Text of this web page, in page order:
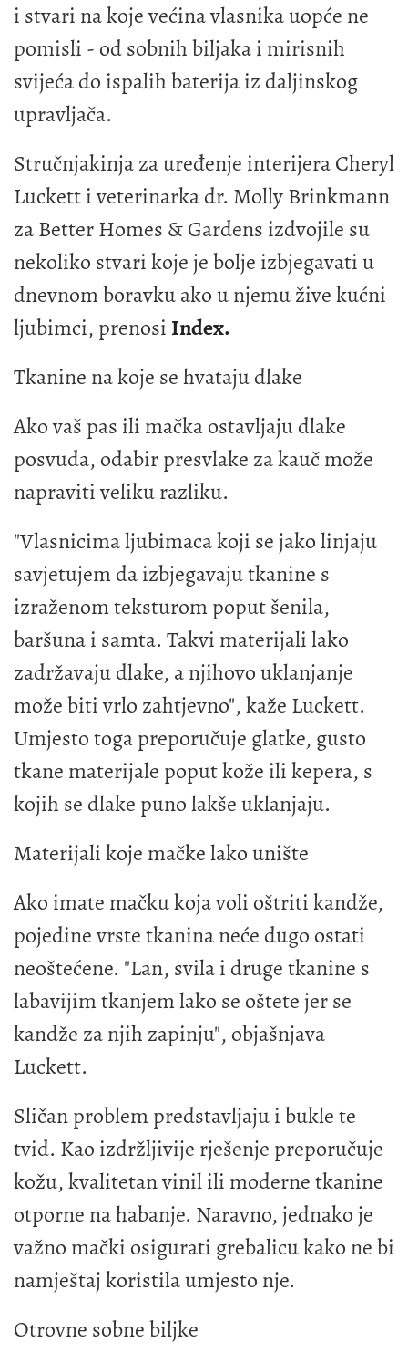
i stvari na koje većina vlasnika uopće ne
pomisli - od sobnih biljaka i mirisnih
svijeća do ispalih baterija iz daljinskog
upravljača.
Stručnjakinja za uređenje interijera Cheryl
Luckett i veterinarka dr. Molly Brinkmann
za Better Homes & Gardens izdvojile su
nekoliko stvari koje je bolje izbjegavati u
dnevnom boravku ako u njemu žive kućni
ljubimci, prenosi Index.
Tkanine na koje se hvataju dlake
Ako vaš pas ili mačka ostavljaju dlake
posvuda, odabir presvlake za kauč može
napraviti veliku razliku.
"Vlasnicima ljubimaca koji se jako linjaju
savjetujem da izbjegavaju tkanine s
izraženom teksturom poput šenila,
baršuna i samta. Takvi materijali lako
zadržavaju dlake, a njihovo uklanjanje
može biti vrlo zahtjevno", kaže Luckett.
Umjesto toga preporučuje glatke, gusto
tkane materijale poput kože ili kepera, s
kojih se dlake puno lakše uklanjaju.
Materijali koje mačke lako unište
Ako imate mačku koja voli oštriti kandže,
pojedine vrste tkanina neće dugo ostati
neoštećene. "Lan, svila i druge tkanine s
labavijim tkanjem lako se oštete jer se
kandže za njih zapinju", objašnjava
Luckett.
Sličan problem predstavljaju i bukle te
tvid. Kao izdržljivije rješenje preporučuje
kožu, kvalitetan vinil ili moderne tkanine
otporne na habanje. Naravno, jednako je
važno mački osigurati grebalicu kako ne bi
namještaj koristila umjesto nje.
Otrovne sobne biljke